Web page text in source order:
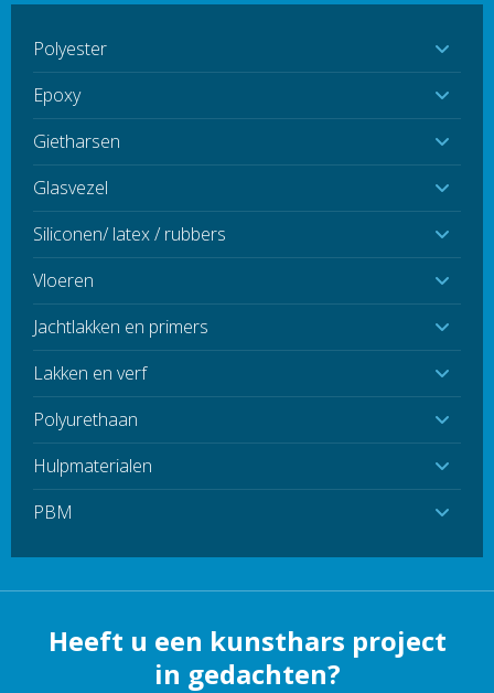
Polyester
Epoxy
Gietharsen
Glasvezel
Siliconen/ latex / rubbers
Vloeren
Jachtlakken en primers
Lakken en verf
Polyurethaan
Hulpmaterialen
PBM
Heeft u een kunsthars project
in gedachten?